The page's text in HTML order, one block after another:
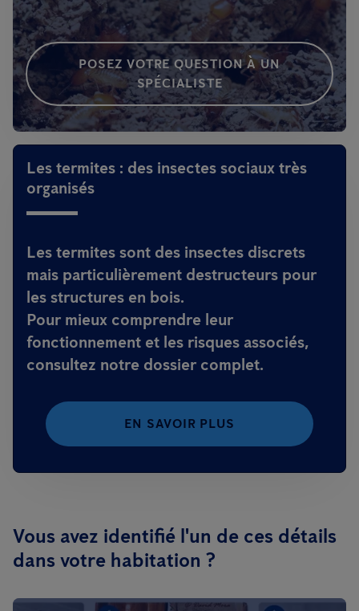
POSEZ VOTRE QUESTION À UN
SPÉCIALISTE
Les termites : des insectes sociaux très
organisés
Les termites sont des insectes discrets
mais particulièrement destructeurs pour
les structures en bois.
Pour mieux comprendre leur
fonctionnement et les risques associés,
consultez notre dossier complet.
EN SAVOIR PLUS
Vous avez identifié l'un de ces détails
dans votre habitation ?